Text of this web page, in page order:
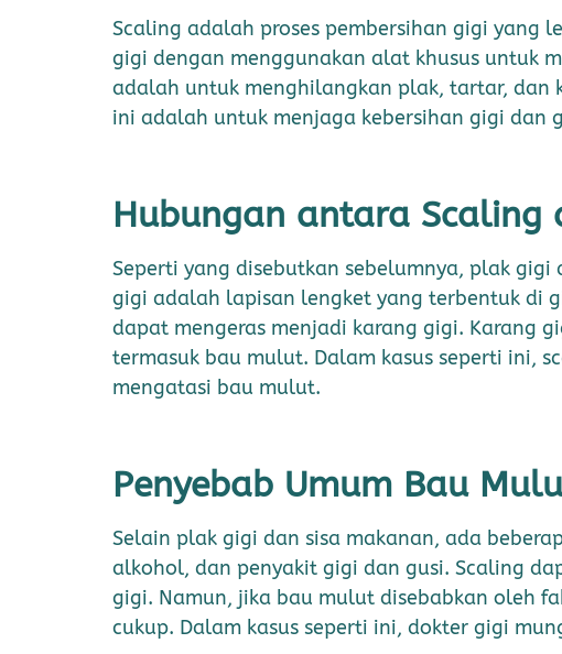
Scaling adalah proses pembersihan gigi yang
gigi dengan menggunakan alat khusus untuk
adalah untuk menghilangkan plak, tartar, dan
ini adalah untuk menjaga kebersihan gigi dan
Hubungan antara Scaling
Seperti yang disebutkan sebelumnya, plak
gigi adalah lapisan lengket yang terbentuk di
dapat mengeras menjadi karang gigi. Karang
termasuk bau mulut. Dalam kasus seperti ini,
mengatasi bau mulut.
Penyebab Umum Bau
Selain plak gigi dan sisa makanan, ada
alkohol, dan penyakit gigi dan gusi. Scaling
gigi. Namun, jika bau mulut disebabkan oleh
cukup. Dalam kasus seperti ini, dokter gigi